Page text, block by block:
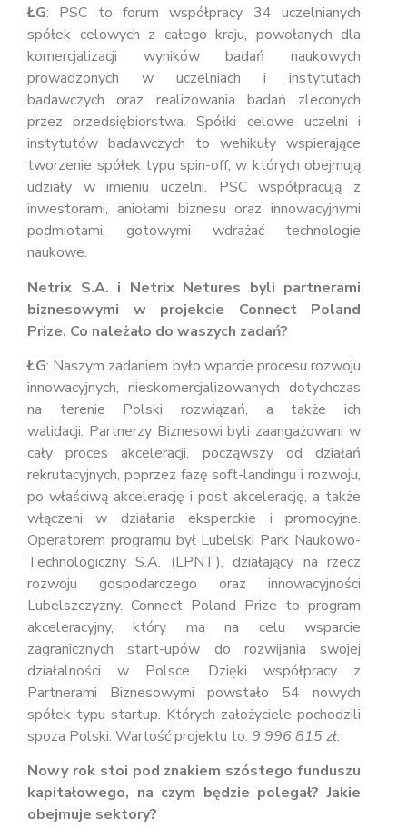
ŁG: PSC to forum współpracy 34 uczelnianych
spółek celowych z całego kraju, powołanych dla
komercjalizacji wyników badań naukowych
prowadzonych w uczelniach i instytutach
badawczych oraz realizowania badań zleconych
przez przedsiębiorstwa. Spółki celowe uczelni i
instytutów badawczych to wehikuły wspierające
tworzenie spółek typu spin-off, w których obejmują
udziały w imieniu uczelni. PSC współpracują z
inwestorami, aniołami biznesu oraz innowacyjnymi
podmiotami, gotowymi wdrażać technologie
naukowe.
Netrix S.A. i Netrix Netures byli partnerami
biznesowymi w projekcie Connect Poland
Prize. Co należało do waszych zadań?
ŁG: Naszym zadaniem było wparcie procesu rozwoju
innowacyjnych, nieskomercjalizowanych dotychczas
na terenie Polski rozwiązań, a także ich
walidacji. Partnerzy Biznesowi byli zaangażowani w
cały proces akceleracji, począwszy od działań
rekrutacyjnych, poprzez fazę soft-landingu i rozwoju,
po właściwą akcelerację i post akcelerację, a także
włączeni w działania eksperckie i promocyjne.
Operatorem programu był Lubelski Park Naukowo-
Technologiczny S.A. (LPNT), działający na rzecz
rozwoju gospodarczego oraz innowacyjności
Lubelszczyzny. Connect Poland Prize to program
akceleracyjny, który ma na celu wsparcie
zagranicznych start-upów do rozwijania swojej
działalności w Polsce. Dzięki współpracy z
Partnerami Biznesowymi powstało 54 nowych
spółek typu startup. Których założyciele pochodzili
spoza Polski. Wartość projektu to: 9 996815zł.
Nowy rok stoi pod znakiem szóstego funduszu
kapitałowego, na czym będzie polegał? Jakie
obejmuje sektory?